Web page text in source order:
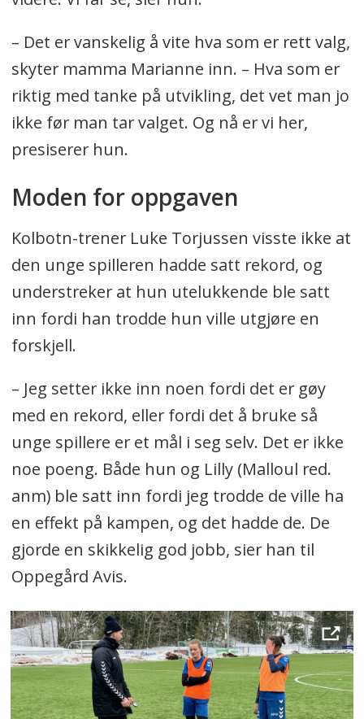
– Det er vanskelig å vite hva som er rett valg,
skyter mamma Marianne inn. – Hva som er
riktig med tanke på utvikling, det vet man jo
ikke før man tar valget. Og nå er vi her,
presiserer hun.
Moden for oppgaven
Kolbotn-trener Luke Torjussen visste ikke at
den unge spilleren hadde satt rekord, og
understreker at hun utelukkende ble satt
inn fordi han trodde hun ville utgjøre en
forskjell.
– Jeg setter ikke inn noen fordi det er gøy
med en rekord, eller fordi det å bruke så
unge spillere er et mål i seg selv. Det er ikke
noe poeng. Både hun og Lilly (Malloul red.
anm) ble satt inn fordi jeg trodde de ville ha
en effekt på kampen, og det hadde de. De
gjorde en skikkelig god jobb, sier han til
Oppegård Avis.